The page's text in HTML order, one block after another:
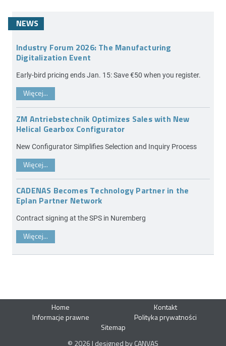
NEWS
Industry Forum 2026: The Manufacturing
Digitalization Event
Early-bird pricing ends Jan. 15: Save €50 when you register.
Więcej...
ZM Antriebstechnik Optimizes Sales with New
Helical Gearbox Configurator
New Configurator Simplifies Selection and Inquiry Process
Więcej...
CADENAS Becomes Technology Partner in the
Eplan Partner Network
Contract signing at the SPS in Nuremberg
Więcej...
Home
Kontakt
Informacje prawne
Polityka prywatności
Sitemap
© 2026 | designed by CANVAS